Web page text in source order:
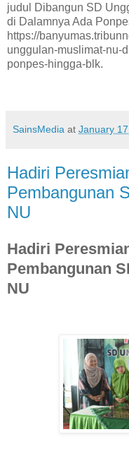
judul Dibangun SD
di Dalamnya Ada
https://
unggulan-muslimat-nu-
ponpes-hingga-blk.
SainsMedia at January
Hadiri
Pembangunan
NU
Hadiri
Pembangunan
NU